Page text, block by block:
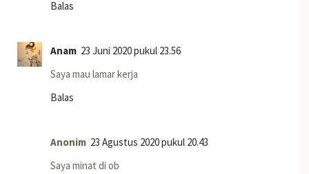
Balas
Anam 23 Juni 2020 pukul 23.56
Saya mau lamar kerja
Balas
Anonim 23 Agustus 2020 pukul 20.43
Saya minat di ob